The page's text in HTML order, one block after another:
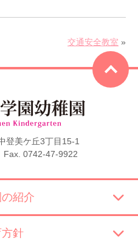
交通安全教室 »
登美ケ丘3丁目15-1
0742-47-9922
紹介
針